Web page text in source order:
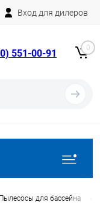
Вход для дилеров
551-00-91 0
Пылесосы для бассейна